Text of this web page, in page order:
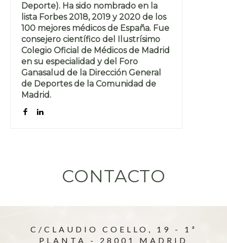
Deporte). Ha sido nombrado en la
lista Forbes 2018, 2019 y 2020 de los
100 mejores médicos de España. Fue
consejero científico del Ilustrísimo
Colegio Oficial de Médicos de Madrid
en su especialidad y del Foro
Ganasalud de la Dirección General
de Deportes de la Comunidad de
Madrid.
CONTACTO
C/CLAUDIO COELLO, 19 - 1ª
PLANTA - 28001 MADRID